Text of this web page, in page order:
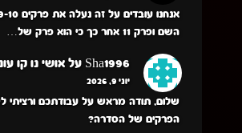
השם ופרק 11 אחר כך כי הוא פרק של…
Sha1996 עלאושי נו קו עונה 3
יוני 9, 2026
שלום, תודה מראש על עבודתכם ורציתי
הפרקים של הסדרה?